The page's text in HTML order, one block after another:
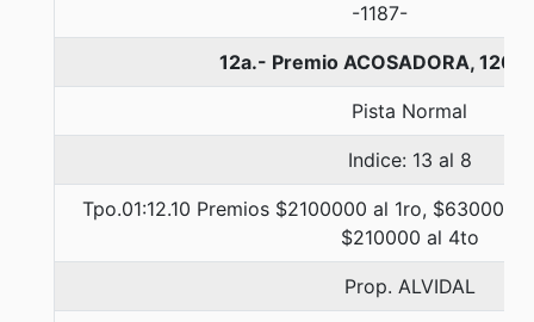
-1187-
12a.- Premio ACOSADORA,
Pista Normal
Indice: 13 al 8
Tpo.01:12.10 Premios $2100000 al 1ro, $630000
$210000 al 4to
Prop. ALVIDAL